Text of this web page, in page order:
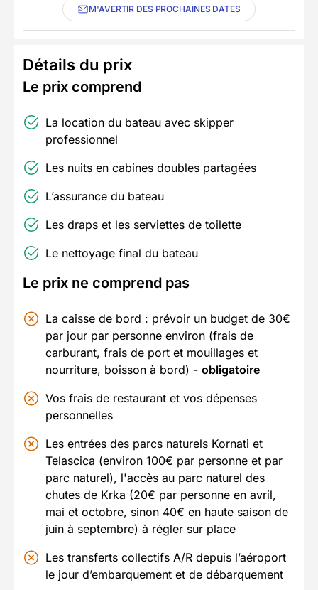
M'AVERTIR DES PROCHAINES DATES
Détails du prix
Le prix comprend
La location du bateau avec skipper
professionnel
Les nuits en cabines doubles partagées
L’assurance du bateau
Les draps et les serviettes de toilette
Le nettoyage final du bateau
Le prix ne comprend pas
La caisse de bord : prévoir un budget de 30€
par jour par personne environ (frais de
carburant, frais de port et mouillages et
nourriture, boisson à bord) - obligatoire
Vos frais de restaurant et vos dépenses
personnelles
Les entrées des parcs naturels Kornati et
Telascica (environ 100€ par personne et par
parc naturel), l'accès au parc naturel des
chutes de Krka (20€ par personne en avril,
mai et octobre, sinon 40€ en haute saison de
juin à septembre) à régler sur place
Les transferts collectifs A/R depuis l’aéroport
le jour d’embarquement et de débarquement